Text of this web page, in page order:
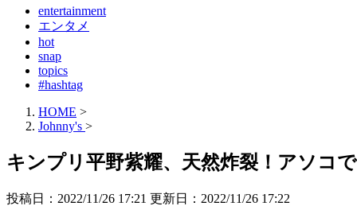
entertainment
エンタメ
hot
snap
topics
#hashtag
HOME >
Johnny's >
キンプリ平野紫耀、天然炸裂！アソコ
投稿日：2022/11/26 17:21 更新日： 2022/11/26 17:22